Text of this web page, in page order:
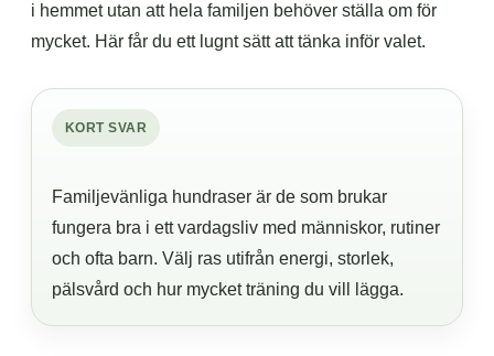
i hemmet utan att hela familjen behöver ställa om för
mycket. Här får du ett lugnt sätt att tänka inför valet.
KORT SVAR
Familjevänliga hundraser är de som brukar
fungera bra i ett vardagsliv med människor, rutiner
och ofta barn. Välj ras utifrån energi, storlek,
pälsvård och hur mycket träning du vill lägga.